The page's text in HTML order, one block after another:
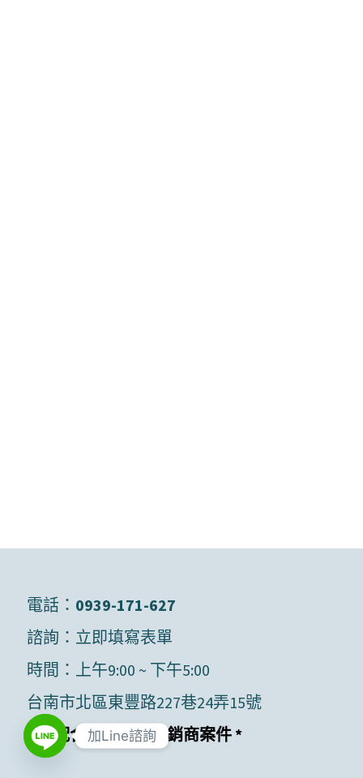
電話： 0939-171-627
諮詢： 立即填寫表單
時間：上午9:00 ~ 下午5:00
台南市北區東豐路227巷24弄15號
* 可配合各大通路經銷商案件 *
加Line諮詢